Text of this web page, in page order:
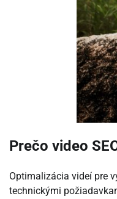
Prečo video
Optimalizácia videí pre
technickými